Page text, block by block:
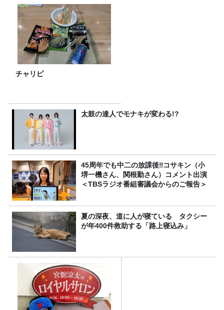
チャリピ
太鼓の達人でモナキが変わる!?
45周年でも中二の放課後‼コサキン（小
堺一機さん、関根勤さん）コメント出演
＜TBSラジオ番組審議会からのご報告＞
夏の深夜、道に人が寝ている タクシー
が年400件救助する「路上寝込み」